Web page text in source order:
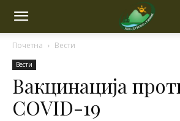
Почетна Вести
Вести
Вакцинација
COVID-19